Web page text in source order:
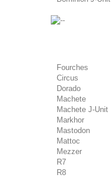
-
Fourches
Circus
Dorado
Machete
Machete J-Unit
Markhor
Mastodon
Mattoc
Mezzer
R7
R8